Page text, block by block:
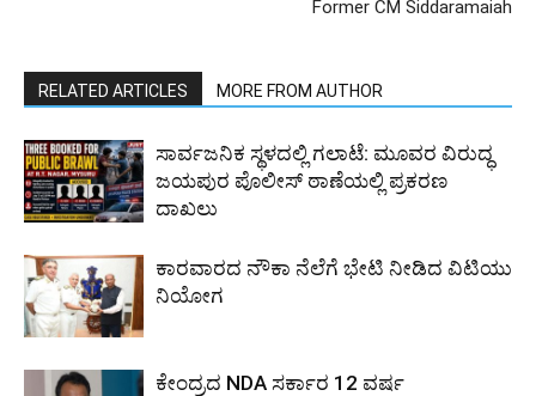
Former CM Siddaramaiah
RELATED ARTICLES MORE FROM AUTHOR
ಸಾರ್ವಜನಿಕ ಸ್ಥಳದಲ್ಲಿ ಗಲಾಟೆ: ಮೂವರ ವಿರುದ್ಧ
ಜಯಪುರ ಪೊಲೀಸ್ ಠಾಣೆಯಲ್ಲಿ ಪ್ರಕರಣ
ದಾಖಲು
ಕಾರವಾರದ ನೌಕಾ ನೆಲೆಗೆ ಭೇಟಿ ನೀಡಿದ ವಿಟಿಯು
ನಿಯೋಗ
ಕೇಂದ್ರದ NDA ಸರ್ಕಾರ 12 ವರ್ಷ